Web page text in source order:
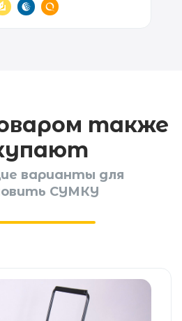
также
варианты для
СУМКУ